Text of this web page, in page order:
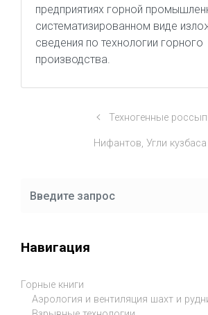
предприятиях горной
систематизированном виде
сведения по технологии горного
производства.
Техногенные
Нифантов, Угли кузбаса
Навигация
Горные книги
Аэрология и вентиляция шахт и